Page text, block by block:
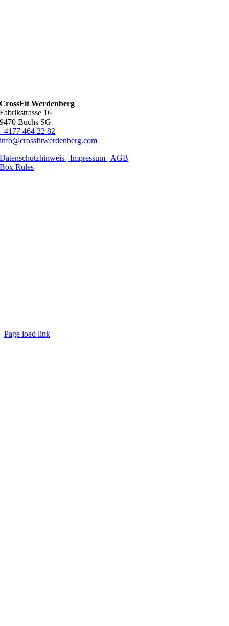
CrossFit Werdenberg
Fabrikstrasse 16
9470 Buchs SG
+4177 464 22 82
info@crossfitwerdenberg.com
Datenschutzhinweis | Impressum | AGB
Box Rules
Page load link